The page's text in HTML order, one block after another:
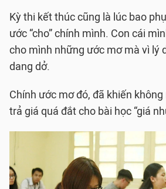
Kỳ thi kết thúc cũng là lúc bao
ước “cho” chính mình. Con cái
cho mình những ước mơ mà vì lý
dang dở.
Chính ước mơ đó, đã khiến
trả giá quá đắt cho bài học “giá